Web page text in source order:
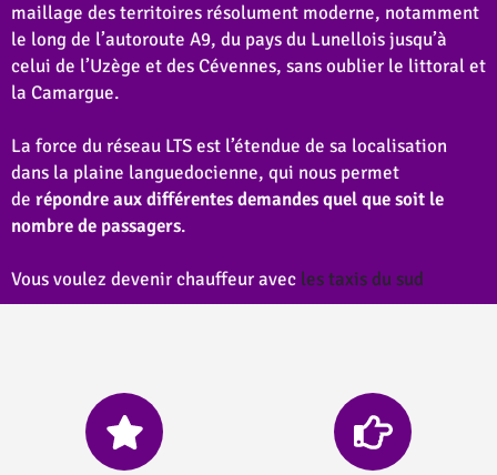
maillage des territoires résolument moderne, notamment
le long de l’autoroute A9, du pays du Lunellois jusqu’à
celui de l’Uzège et des Cévennes, sans oublier le littoral et
la Camargue.
La force du réseau LTS est l’étendue de sa localisation
dans la plaine languedocienne, qui nous permet
de répondre aux différentes demandes quel que soit le
nombre de passagers.
Vous voulez devenir chauffeur avec les taxis du sud